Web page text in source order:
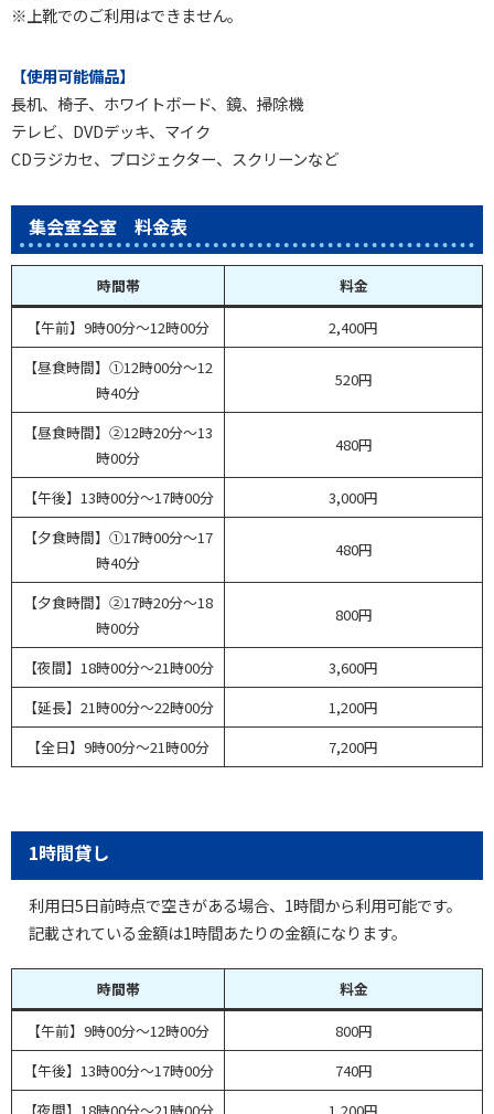
※上靴でのご利用はできません。
【使用可能備品】
長机、椅子、ホワイトボード、鏡、掃除機
テレビ、DVDデッキ、マイク
CDラジカセ、プロジェクター、スクリーンなど
集会室全室 料金表
時間帯
料金
【午前】9時00分～12時00分
2,400円
【昼食時間】①12時00分～12
時40分
520円
【昼食時間】②12時20分～13
時00分
480円
【午後】13時00分～17時00分
3,000円
【夕食時間】①17時00分～17
時40分
480円
【夕食時間】②17時20分～18
時00分
800円
【夜間】18時00分～21時00分
3,600円
【延長】21時00分～22時00分
1,200円
【全日】9時00分～21時00分
7,200円
1時間貸し
利用日5日前時点で空きがある場合、1時間から利用可能です。
記載されている金額は1時間あたりの金額になります。
時間帯
料金
【午前】9時00分～12時00分
800円
【午後】13時00分～17時00分
740円
【夜間】18時00分～21時00分
1,200円